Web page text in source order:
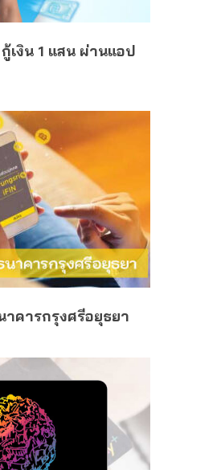
เงิน 1 แสน ผ่านแอป
คารกรุงศรีอยุธยา